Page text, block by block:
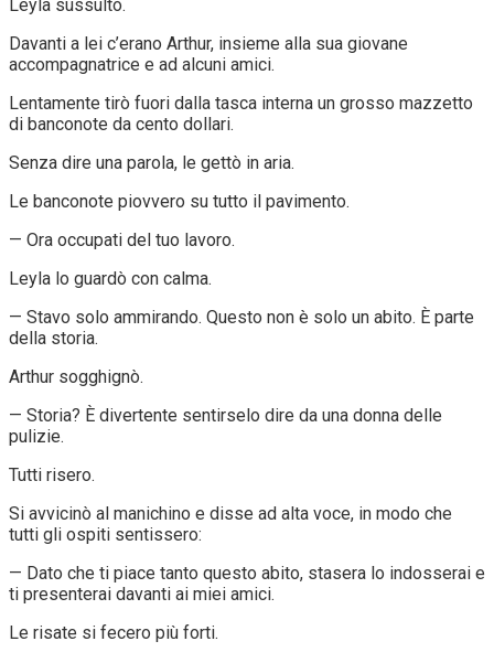
Leyla sussultò.
Davanti a lei c’erano Arthur, insieme alla sua giovane
accompagnatrice e ad alcuni amici.
Lentamente tirò fuori dalla tasca interna un grosso mazzetto
di banconote da cento dollari.
Senza dire una parola, le gettò in aria.
Le banconote piovvero su tutto il pavimento.
— Ora occupati del tuo lavoro.
Leyla lo guardò con calma.
— Stavo solo ammirando. Questo non è solo un abito. È parte
della storia.
Arthur sogghignò.
— Storia? È divertente sentirselo dire da una donna delle
pulizie.
Tutti risero.
Si avvicinò al manichino e disse ad alta voce, in modo che
tutti gli ospiti sentissero:
— Dato che ti piace tanto questo abito, stasera lo indosserai e
ti presenterai davanti ai miei amici.
Le risate si fecero più forti.